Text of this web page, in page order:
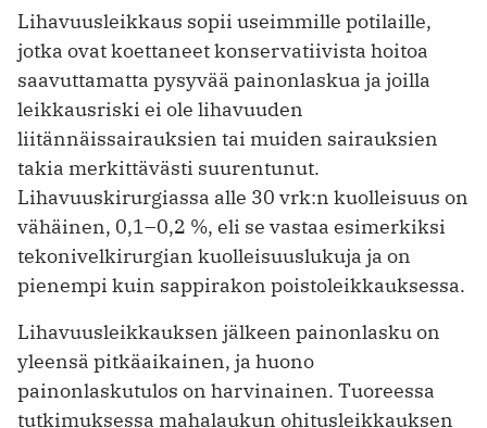
Lihavuusleikkaus sopii useimmille potilaille,
jotka ovat koettaneet konservatiivista hoitoa
saavuttamatta pysyvää painonlaskua ja joilla
leikkausriski ei ole lihavuuden
liitännäissairauk­sien tai muiden sairauksien
takia merkittävästi suurentunut.
Lihavuuskirurgiassa alle 30 vrk:n kuolleisuus on
vähäinen, 0,1–0,2 %, eli se vastaa esimerkiksi
tekonivelkirurgian kuolleisuuslukuja ja on
pienempi kuin sappirakon poistoleikkauksessa.
Lihavuusleikkauksen jälkeen painonlasku on
yleensä pitkäaikainen, ja huono
painonlaskutulos on harvinainen. Tuoreessa
tutkimuksessa mahalaukun ohitusleikkauksen